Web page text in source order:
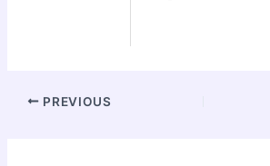
Post PREVIOUS